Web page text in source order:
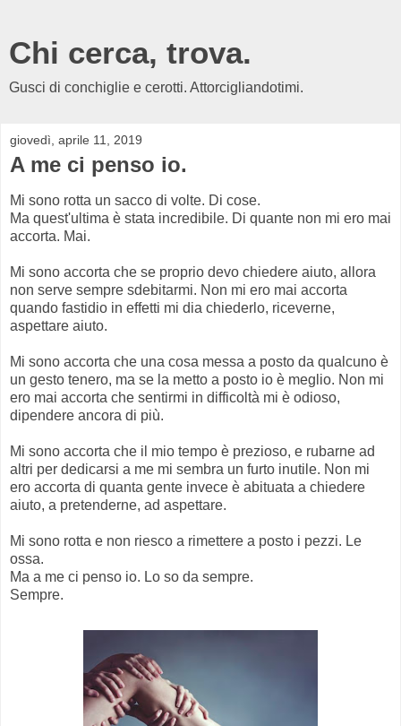
Chi cerca, trova.
Gusci di conchiglie e cerotti. Attorcigliandotimi.
giovedì, aprile 11, 2019
A me ci penso io.
Mi sono rotta un sacco di volte. Di cose.
Ma quest'ultima è stata incredibile. Di quante non mi ero mai
accorta. Mai.
Mi sono accorta che se proprio devo chiedere aiuto, allora
non serve sempre sdebitarmi. Non mi ero mai accorta
quando fastidio in effetti mi dia chiederlo, riceverne,
aspettare aiuto.
Mi sono accorta che una cosa messa a posto da qualcuno è
un gesto tenero, ma se la metto a posto io è meglio. Non mi
ero mai accorta che sentirmi in difficoltà mi è odioso,
dipendere ancora di più.
Mi sono accorta che il mio tempo è prezioso, e rubarne ad
altri per dedicarsi a me mi sembra un furto inutile. Non mi
ero accorta di quanta gente invece è abituata a chiedere
aiuto, a pretenderne, ad aspettare.
Mi sono rotta e non riesco a rimettere a posto i pezzi. Le
ossa.
Ma a me ci penso io. Lo so da sempre.
Sempre.